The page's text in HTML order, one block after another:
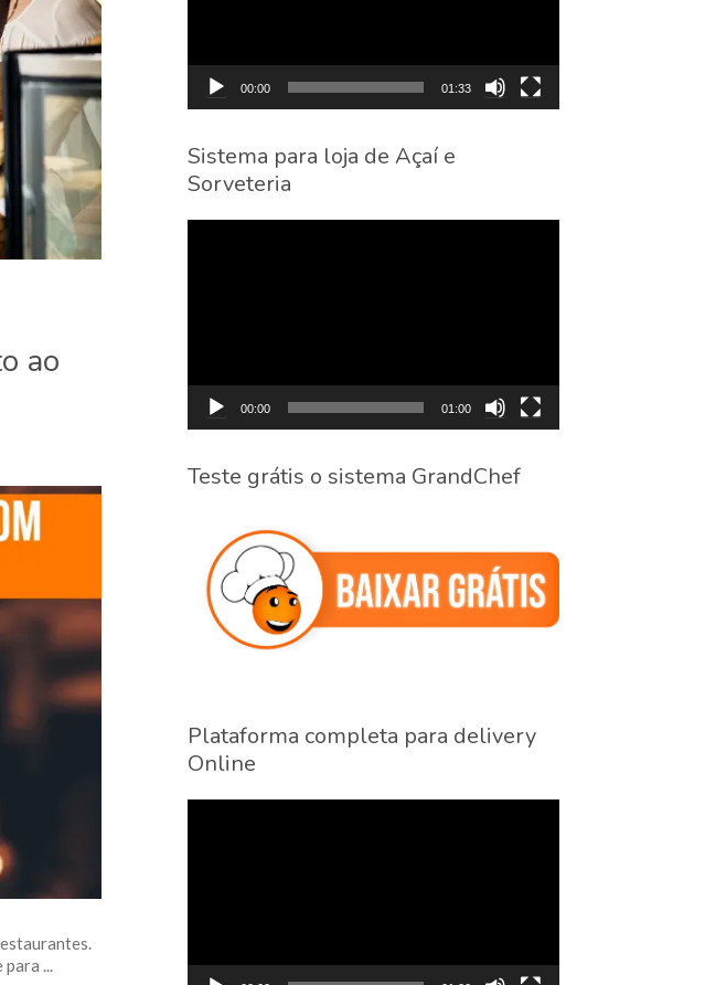
ao
...
00:00 01:33
Sistema para loja de Açaí e
Sorveteria
00:00 01:00
Teste grátis o sistema GrandChef
Plataforma completa para delivery
Online